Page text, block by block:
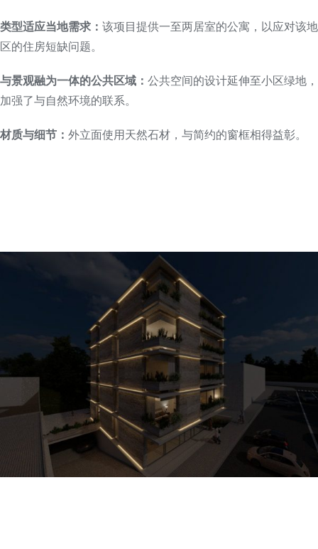
类型适应当地需求： 该项目提供一至两居室的公寓，以应对该地
区的住房短缺问题。
与景观融为一体的公共区域： 公共空间的设计延伸至小区绿地，
加强了与自然环境的联系。
材质与细节： 外立面使用天然石材，与简约的窗框相得益彰。